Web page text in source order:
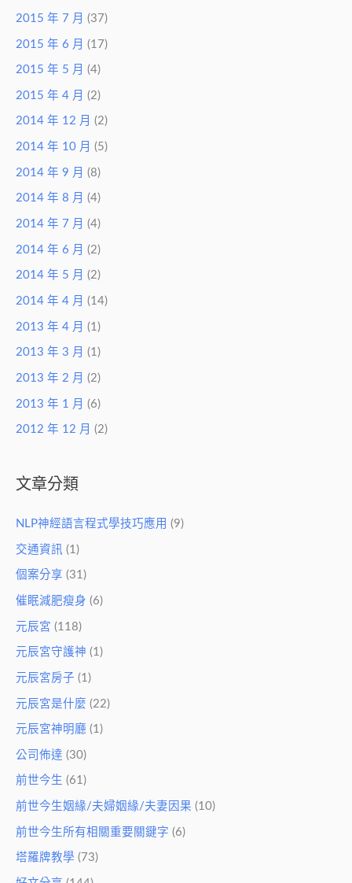
2015 年 7 月 (37)
2015 年 6 月 (17)
2015 年 5 月 (4)
2015 年 4 月 (2)
2014 年 12 月 (2)
2014 年 10 月 (5)
2014 年 9 月 (8)
2014 年 8 月 (4)
2014 年 7 月 (4)
2014 年 6 月 (2)
2014 年 5 月 (2)
2014 年 4 月 (14)
2013 年 4 月 (1)
2013 年 3 月 (1)
2013 年 2 月 (2)
2013 年 1 月 (6)
2012 年 12 月 (2)
文章分類
NLP神經語言程式學技巧應用 (9)
交通資訊 (1)
個案分享 (31)
催眠減肥瘦身 (6)
元辰宮 (118)
元辰宮守護神 (1)
元辰宮房子 (1)
元辰宮是什麼 (22)
元辰宮神明廳 (1)
公司佈達 (30)
前世今生 (61)
前世今生姻緣/夫婦姻緣/夫妻因果 (10)
前世今生所有相關重要關鍵字 (6)
塔羅牌教學 (73)